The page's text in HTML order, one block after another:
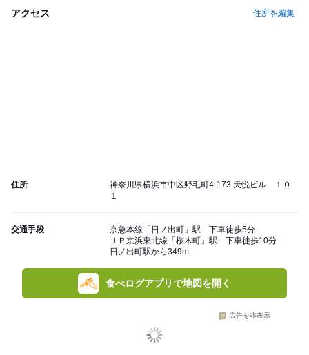
アクセス 住所を編集
住所
神奈川県横浜市中区野毛町4-173 天悦ビル １０
１
交通手段
京急本線「日ノ出町」駅 下車徒歩5分
ＪＲ京浜東北線「桜木町」駅 下車徒歩10分
日ノ出町駅から349m
食べログアプリで地図を開く
広告を非表示